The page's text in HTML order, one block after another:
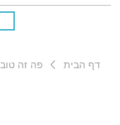
דף הבית פה זה טוב